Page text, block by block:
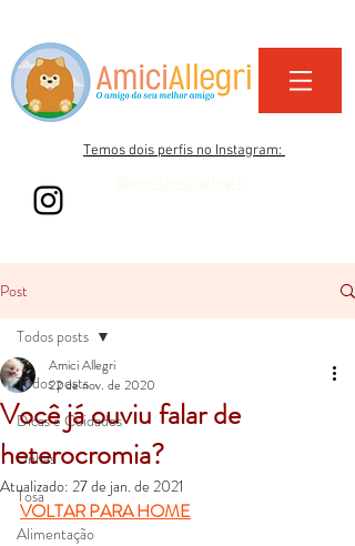
Temos dois perfis no Instagram:
Post
Todos posts
Dicas e Cuidados
Unhas
Tosa
Alimentação
Todos posts
Você já ouviu falar de
heterocromia?
Amici Allegri
22 de nov. de 2020
Atualizado: 27 de jan. de 2021
VOLTAR PARA HOME